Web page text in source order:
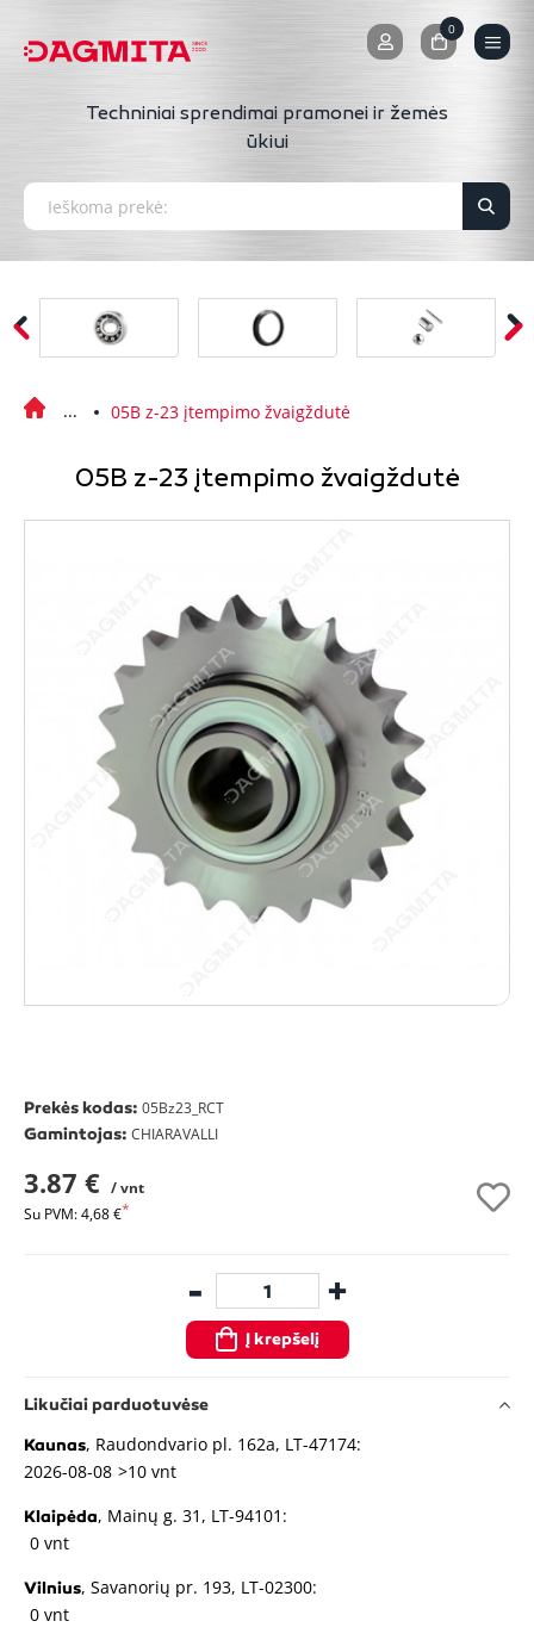
0
0
Techniniai sprendimai pramonei ir žemės
ūkiui
05B z-23 įtempimo žvaigždutė
05B z-23 įtempimo žvaigždutė
Prekės kodas: 05Bz23_RCT
Gamintojas: CHIARAVALLI
3.87 € / vnt
Su PVM: 4,68 €
- +
Į krepšelį
Likučiai parduotuvėse
Kaunas, Raudondvario pl. 162a, LT-47174:
2026-08-08 >10 vnt
Klaipėda, Mainų g. 31, LT-94101:
0 vnt
Vilnius, Savanorių pr. 193, LT-02300:
0 vnt